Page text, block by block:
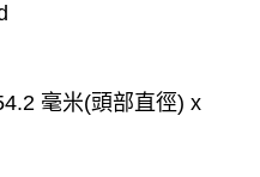
毫米(頭部直徑) x